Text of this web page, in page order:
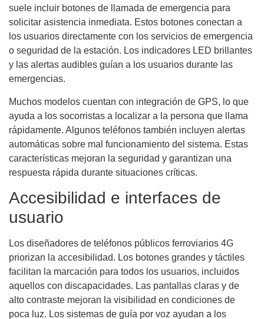
suele incluir botones de llamada de emergencia para
solicitar asistencia inmediata. Estos botones conectan a
los usuarios directamente con los servicios de emergencia
o seguridad de la estación. Los indicadores LED brillantes
y las alertas audibles guían a los usuarios durante las
emergencias.
Muchos modelos cuentan con integración de GPS, lo que
ayuda a los socorristas a localizar a la persona que llama
rápidamente. Algunos teléfonos también incluyen alertas
automáticas sobre mal funcionamiento del sistema. Estas
características mejoran la seguridad y garantizan una
respuesta rápida durante situaciones críticas.
Accesibilidad e interfaces de
usuario
Los diseñadores de teléfonos públicos ferroviarios 4G
priorizan la accesibilidad. Los botones grandes y táctiles
facilitan la marcación para todos los usuarios, incluidos
aquellos con discapacidades. Las pantallas claras y de
alto contraste mejoran la visibilidad en condiciones de
poca luz. Los sistemas de guía por voz ayudan a los